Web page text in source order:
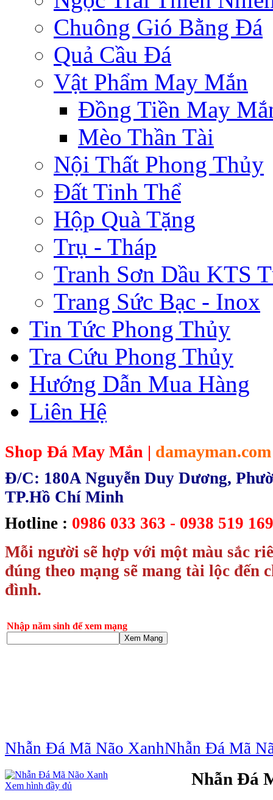
Chuông Gió Bằng Đá
Quả Cầu Đá
Vật Phẩm May Mắn
Đồng Tiền May
Mèo Thần Tài
Nội Thất Phong Thủy
Đất Tinh Thể
Hộp Quà Tặng
Trụ - Tháp
Tranh Sơn Dầu KTS
Trang Sức Bạc - Inox
Tin Tức Phong Thủy
Tra Cứu Phong Thủy
Hướng Dẫn Mua Hàng
Liên Hệ
Shop Đá May Mắn | damayman.com
Đ/C: 180A Nguyễn Duy Dương,
TP.Hồ Chí Minh
Hotline : 0986 033 363 - 0938 519
Mỗi người sẽ hợp với một màu sắc
đúng theo mạng sẽ mang tài lộc đến
đình.
Nhập năm sinh để xem mạng
Xem Mạng
Nhẫn Đá Mã Não XanhNhẫn Đá Mã
Xem hình đầy đủ Nhẫn Đá